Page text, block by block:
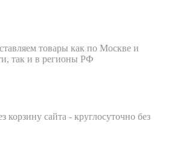
товары как по Москве и
так и в регионы РФ
корзину сайта - круглосуточно без